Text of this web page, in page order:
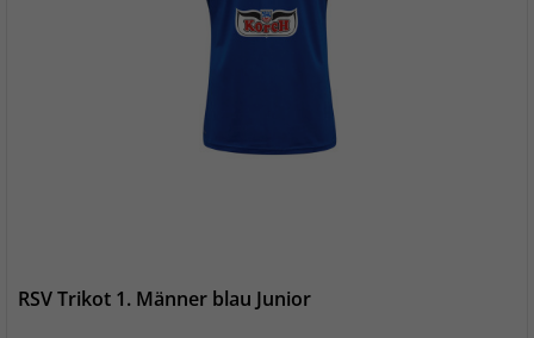
RSV Trikot 1. Männer blau Junior